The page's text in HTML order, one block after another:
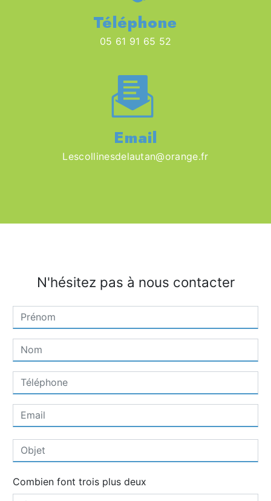
Téléphone
05 61 91 65 52
Email
lescollinesdelautan@orange.fr
N'hésitez pas à nous contacter
Combien font trois plus deux